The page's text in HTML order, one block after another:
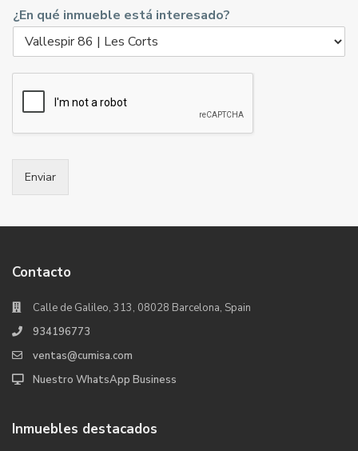
¿En qué inmueble está interesado?
Enviar
Contacto
Calle de Galileo, 313, 08028 Barcelona, Spain
934196773
ventas@cumisa.com
Nuestro WhatsApp Business
Inmuebles destacados